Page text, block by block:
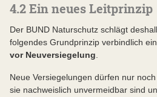
4.2 Ein neues Leitprinzip
Der BUND Naturschutz schlägt
folgendes Grundprinzip verbindlich
vor Neuversiegelung.
Neue Versiegelungen dürfen nur
sie nachweislich unvermeidbar sind